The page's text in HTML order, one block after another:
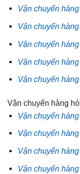
Vận chuyển
Vận chuyển
Vận chuyển
Vận chuyển
Vận chuyển
Vận chuyển hàng
Vận chuyển
Vận chuyển
Vận chuyển
Vận chuyển